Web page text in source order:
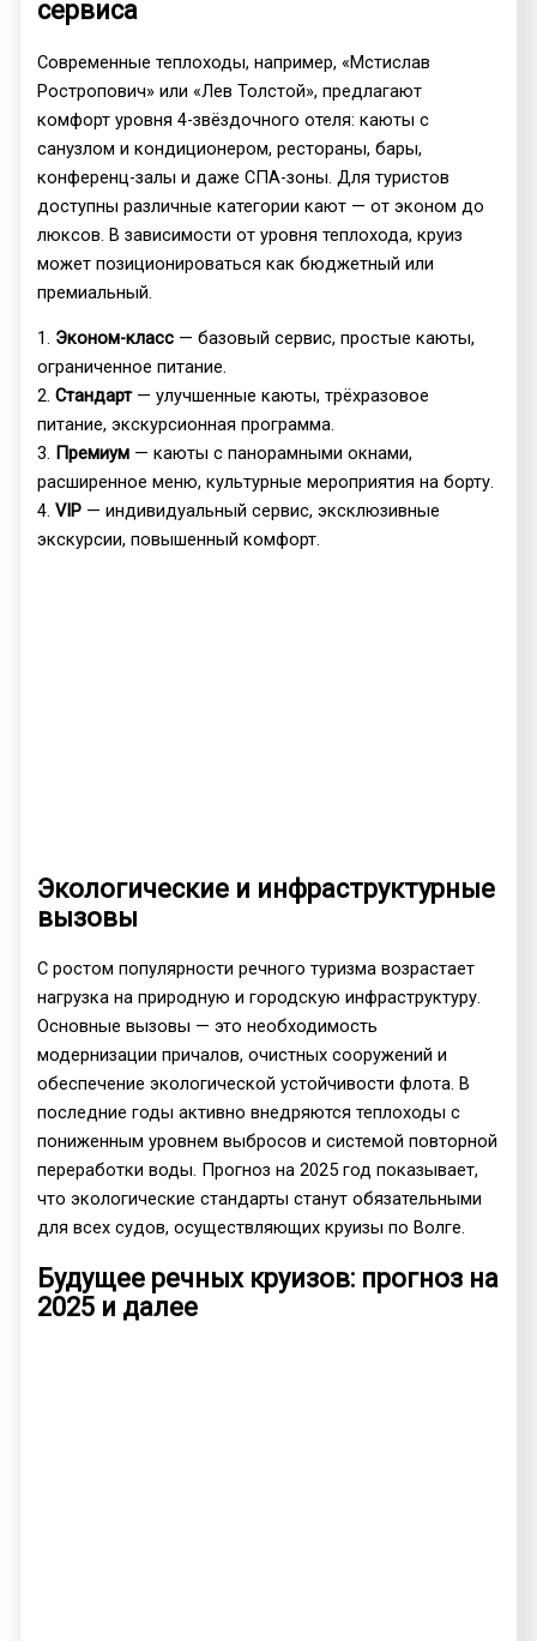
сервиса
Современные теплоходы, например, «Мстислав
Ростропович» или «Лев Толстой», предлагают
комфорт уровня 4-звёздочного отеля: каюты с
санузлом и кондиционером, рестораны, бары,
конференц-залы и даже СПА-зоны. Для туристов
доступны различные категории кают — от эконом до
люксов. В зависимости от уровня теплохода, круиз
может позиционироваться как бюджетный или
премиальный.
1. Эконом-класс — базовый сервис, простые каюты,
ограниченное питание.
2.Стандарт— улучшенные каюты, трёхразовое
питание, экскурсионная программа.
3. Премиум — каюты с панорамными окнами,
расширенное меню, культурные мероприятия на борту.
4.VIP — индивидуальный сервис, эксклюзивные
экскурсии, повышенный комфорт.
Экологические и инфраструктурные
вызовы
С ростом популярности речного туризма возрастает
нагрузка на природную и городскую инфраструктуру.
Основные вызовы — это необходимость
модернизации причалов, очистных сооружений и
обеспечение экологической устойчивости флота. В
последние годы активно внедряются теплоходы с
пониженным уровнем выбросов и системой повторной
переработки воды. Прогноз на 2025 год показывает,
что экологические стандарты станут обязательными
для всех судов, осуществляющих круизы по Волге.
Будущее речных круизов: прогноз на
2025 и далее